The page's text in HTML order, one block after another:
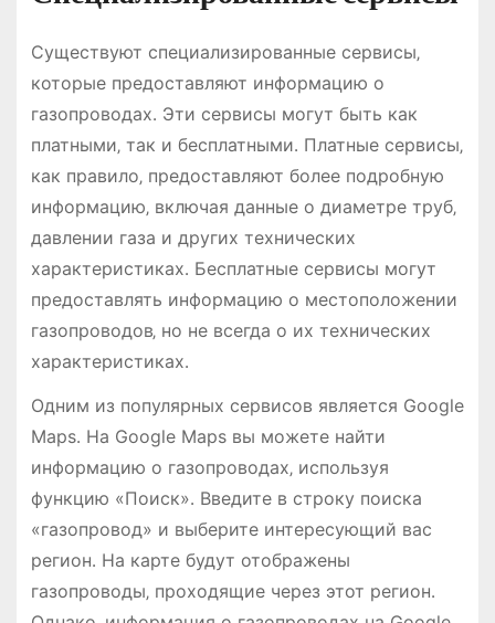
Существуют специализированные сервисы‚
которые предоставляют информацию о
газопроводах․ Эти сервисы могут быть как
платными‚ так и бесплатными․ Платные сервисы‚
как правило‚ предоставляют более подробную
информацию‚ включая данные о диаметре труб‚
давлении газа и других технических
характеристиках․ Бесплатные сервисы могут
предоставлять информацию о местоположении
газопроводов‚ но не всегда о их технических
характеристиках․
Одним из популярных сервисов является Google
Maps․ На Google Maps вы можете найти
информацию о газопроводах‚ используя
функцию «Поиск»․ Введите в строку поиска
«газопровод» и выберите интересующий вас
регион․ На карте будут отображены
газопроводы‚ проходящие через этот регион․